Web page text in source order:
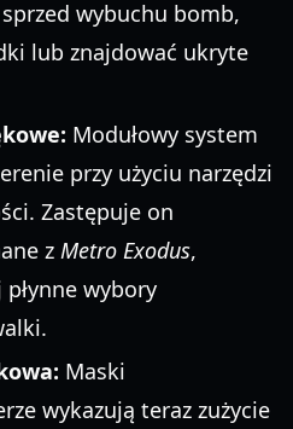
wybuchu bomb,
lub znajdować ukryte
Modułowy system
przy użyciu narzędzi
Zastępuje on
z Metro Exodus,
wybory
Maski
wykazują teraz zużycie